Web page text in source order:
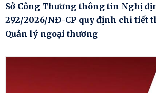
Sở Công Thương thông tin Nghị
292/2026/NĐ-CP quy định chi tiết
Quản lý ngoại thương